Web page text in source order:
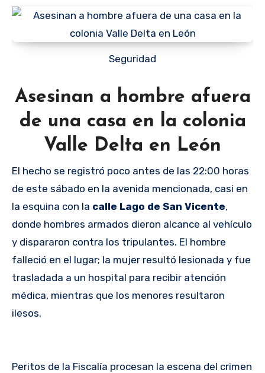
Seguridad
Asesinan a hombre afuera
de una casa en la colonia
Valle Delta en León
El hecho se registró poco antes de las 22:00 horas
de este sábado en la avenida mencionada, casi en
la esquina con la calle Lago de San Vicente,
donde hombres armados dieron alcance al vehículo
y dispararon contra los tripulantes. El hombre
falleció en el lugar; la mujer resultó lesionada y fue
trasladada a un hospital para recibir atención
médica, mientras que los menores resultaron
ilesos.
Peritos de la Fiscalía procesan la escena del crimen